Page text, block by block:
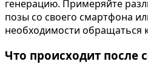
Определить растение
Форма лица
Все фотосессии
генерацию. Примеряйте
позы со своего смартфона
необходимости обращаться
Что происходит после